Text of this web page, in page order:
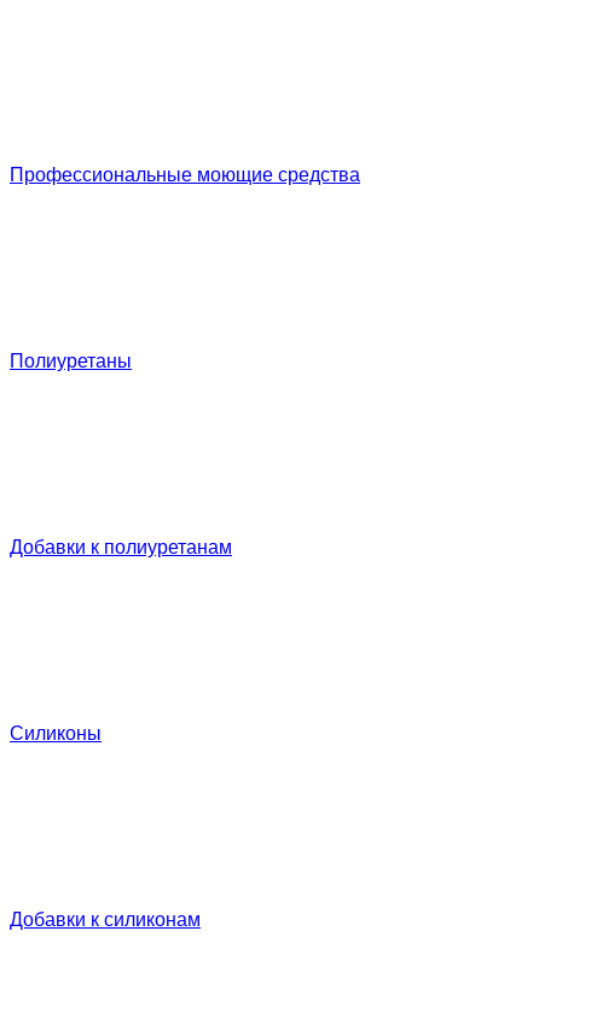
Профессиональные моющие средства
Полиуретаны
Добавки к полиуретанам
Силиконы
Добавки к силиконам